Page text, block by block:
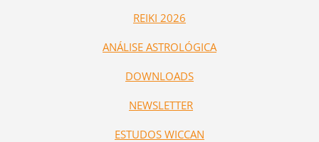
REIKI 2026
ANÁLISE ASTROLÓGICA
DOWNLOADS
NEWSLETTER
ESTUDOS WICCAN